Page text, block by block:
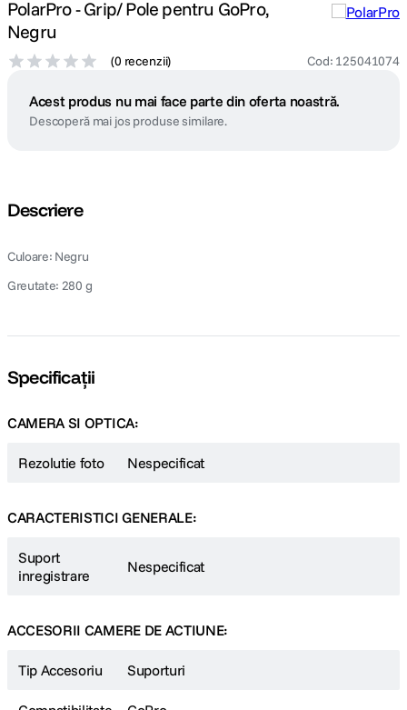
PolarPro - Grip/ Pole pentru GoPro,
Negru
(0 recenzii) Cod: 125041074
Acest produs nu mai face parte din oferta noastră.
Descoperă mai jos produse similare.
Descriere
Culoare: Negru
Greutate: 280 g
Specificații
CAMERA SI OPTICA:
Rezolutie foto Nespecificat
CARACTERISTICI GENERALE:
Suport
inregistrare
Nespecificat
ACCESORII CAMERE DE ACTIUNE:
Tip Accesoriu Suporturi